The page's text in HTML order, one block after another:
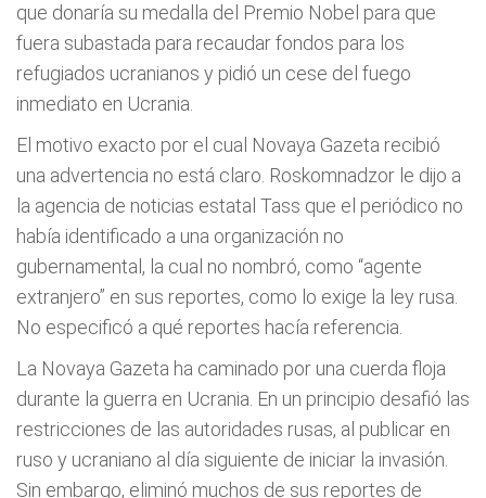
que donaría su medalla del Premio Nobel para que
fuera subastada para recaudar fondos para los
refugiados ucranianos y pidió un cese del fuego
inmediato en Ucrania.
El motivo exacto por el cual Novaya Gazeta recibió
una advertencia no está claro. Roskomnadzor le dijo a
la agencia de noticias estatal Tass que el periódico no
había identificado a una organización no
gubernamental, la cual no nombró, como “agente
extranjero” en sus reportes, como lo exige la ley rusa.
No especificó a qué reportes hacía referencia.
La Novaya Gazeta ha caminado por una cuerda floja
durante la guerra en Ucrania. En un principio desafió las
restricciones de las autoridades rusas, al publicar en
ruso y ucraniano al día siguiente de iniciar la invasión.
Sin embargo, eliminó muchos de sus reportes de